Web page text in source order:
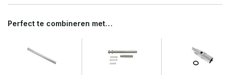
Perfect te combineren met…